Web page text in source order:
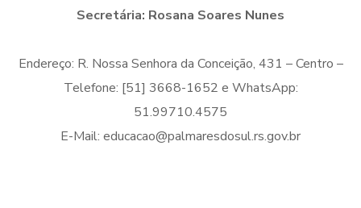
Secretária: Rosana Soares Nunes
Endereço: R. Nossa Senhora da Conceição, 431 – Centro –
Telefone: [51] 3668-1652 e WhatsApp:
51.99710.4575
E-Mail: educacao@palmaresdosul.rs.gov.br